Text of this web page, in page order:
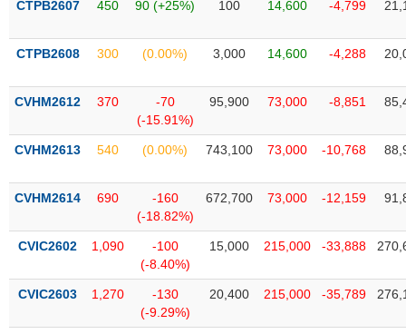
CTPB2607 450 90 (+25%) 100 14,600 -4,799
CTPB2608 300 (0.00%) 3,000 14,600 -4,288
CVHM2612 370
-70
(-15.91%)
95,900 73,000 -8,851
CVHM2613 540 (0.00%) 743,100 73,000 -10,768
CVHM2614 690
-160
(-18.82%)
672,700 73,000 -12,159
CVIC2602 1,090
-100
(-8.40%)
15,000 215,000 -33,888
CVIC2603 1,270
-130
(-9.29%)
20,400 215,000 -35,789
Tin
(-)
Bài
tác
Báo
cáo
tích
(-)